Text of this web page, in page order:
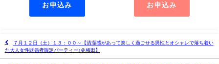
お申込み お申込み
７月１２日（土）１３：００～【清潔感があって楽しく過ごせる男性とオシャレで落ち着い
た大人女性既婚者限定パーティー♪＠梅田】